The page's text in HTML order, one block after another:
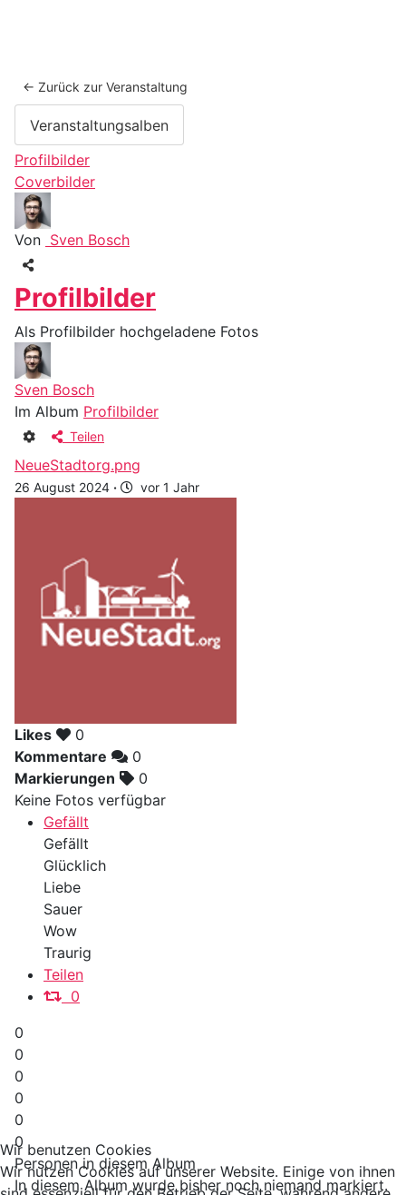
← Zurück zur Veranstaltung
Veranstaltungsalben
Profilbilder
Coverbilder
Von Sven Bosch
Profilbilder
Als Profilbilder hochgeladene Fotos
Sven Bosch
Im Album Profilbilder
Teilen
NeueStadtorg.png
26 August 2024 · vor 1 Jahr
Likes
0
Kommentare
0
Markierungen
0
Keine Fotos verfügbar
Gefällt
Gefällt
Glücklich
Liebe
Sauer
Wow
Traurig
Teilen
0
0
0
0
0
0
0
Personen in diesem Album
In diesem Album wurde bisher noch niemand markiert.
Wir benutzen Cookies
Wir nutzen Cookies auf unserer Website. Einige von ihnen